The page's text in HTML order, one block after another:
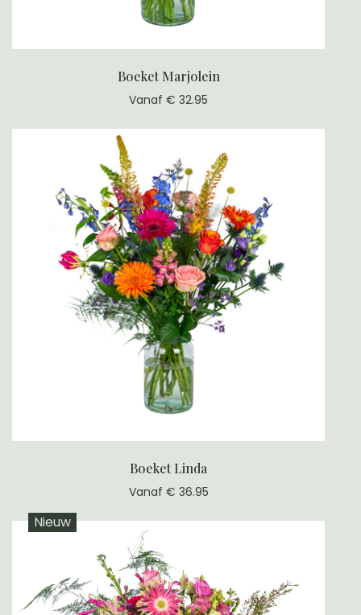
Boeket Marjolein
Vanaf € 32.95
Boeket Linda
Vanaf € 36.95
Nieuw